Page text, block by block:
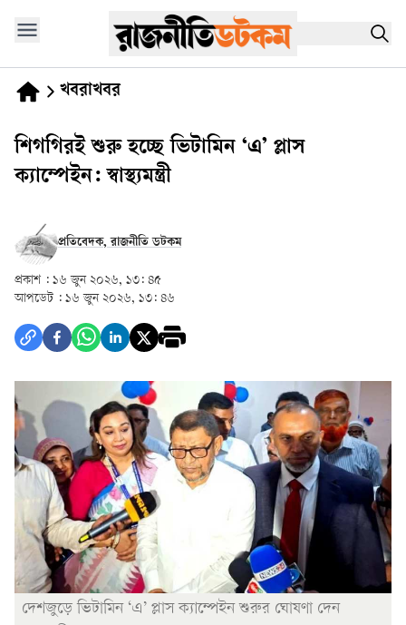
খবরাখবর
শিগগিরই শুরু হচ্ছে ভিটামিন ‘এ’ প্লাস
ক্যাম্পেইন: স্বাস্থ্যমন্ত্রী
প্রতিবেদক, রাজনীতি ডটকম
প্রকাশ : ১৬ জুন ২০২৬, ১৩: ৪৫
আপডেট : ১৬ জুন ২০২৬, ১৩: ৪৬
দেশজুড়ে ভিটামিন ‘এ’ প্লাস ক্যাম্পেইন শুরুর ঘোষণা দেন